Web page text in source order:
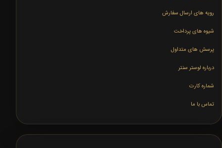
رویه های ارسال سفارش
شیوه های پرداخت
پرسش های متداول
درباره لوستر سنتر
شماره کارت
تماس با ما